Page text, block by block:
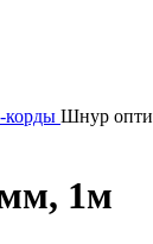
корды Шнур
1м